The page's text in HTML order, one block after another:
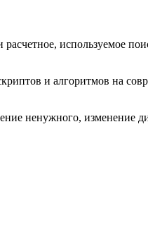
используемое
и алгоритмов на
ненужного, изменение